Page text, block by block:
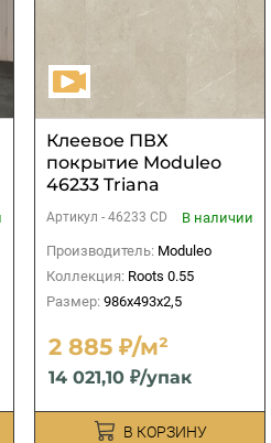
Клеевое ПВХ
покрытие Moduleo
46233 Triana
Артикул - 46233 CD
В наличии
Производитель: Moduleo
Коллекция: Roots 0.55
Размер: 986х493х2,5
2 885 ₽/м²
14 021,10 ₽/упак
В КОРЗИНУ